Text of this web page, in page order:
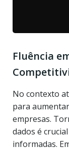
Fluência
No contexto
para
empresas.
dados é
informadas.